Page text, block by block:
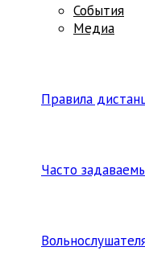
События
Медиа
Правила
Часто